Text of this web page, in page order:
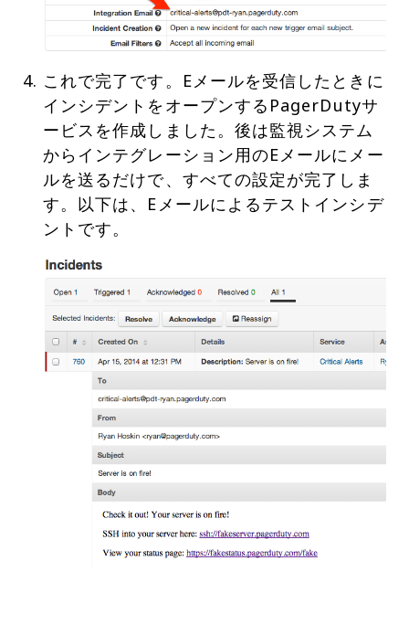
これで完了です。Eメールを受信したときに
インシデントをオープンするPagerDutyサ
ービスを作成しました。後は監視システム
からインテグレーション用のEメールにメー
ルを送るだけで、すべての設定が完了しま
す。以下は、Eメールによるテストインシデ